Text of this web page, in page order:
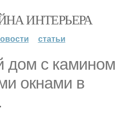
ИНТЕРЬЕРА
статьи
дом с камином
окнами в